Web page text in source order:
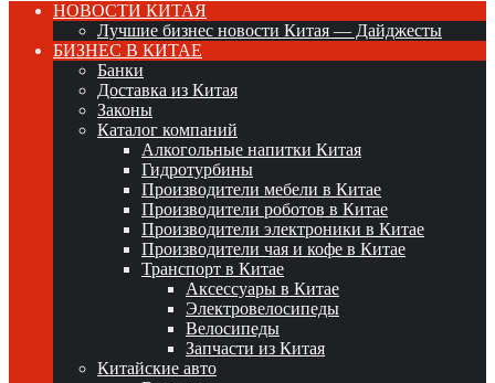
НОВОСТИ КИТАЯ
Лучшие бизнес новости Китая — Дайджесты
БИЗНЕС В КИТАЕ
Банки
Доставка из Китая
Законы
Каталог компаний
Алкогольные напитки Китая
Гидротурбины
Производители мебели в Китае
Производители роботов в Китае
Производители электроники в Китае
Производители чая и кофе в Китае
Транспорт в Китае
Аксессуары в Китае
Электровелосипеды
Велосипеды
Запчасти из Китая
Китайские авто